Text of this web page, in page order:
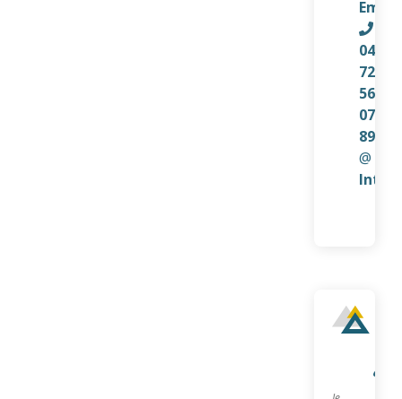
Email
04
72
56
07
89
@